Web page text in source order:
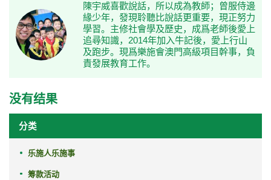
陳宇威喜歡說話，所以成為教師；曾服侍邊
緣少年，發現聆聽比說話更重要，現正努力
學習。主修社會學及歷史，成爲老師後愛上
追尋知識，2014年加入牛記後，愛上行山
及跑步。現爲樂施會澳門高級項目幹事，負
責發展教育工作。
没有结果
分类
乐施人乐施事
筹款活动